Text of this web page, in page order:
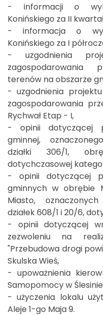
- informacji o
Konińskiego za II
- informacja o
Konińskiego za I
- uzgodnienia
zagospodarowania
terenów na obszarze
- uzgodnienia
zagospodarowania
Rychwał Etap - I,
- opinii dotyczącej
gminnej,
działki 306/1,
dotychczasowej
- opinii dotyczącej
gminnych w obrębie
Miasto,
działek 608/1 i 20/6,
- opinii dotyczącej
zezwoleniu na
"Przebudowa drogi
Skulska Wieś,
- upoważnienia
Samopomocy w
- użyczenia lokalu
Aleje 1-go Maja 9.